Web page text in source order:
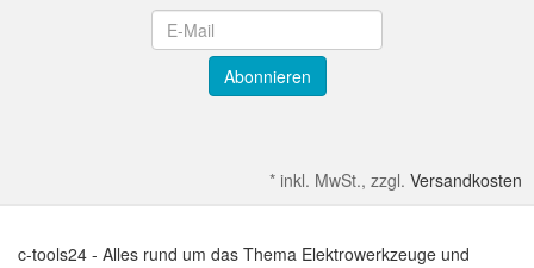
Abonnieren
* inkl. MwSt., zzgl. Versandkosten
c-tools24 - Alles rund um das Thema Elektrowerkzeuge und